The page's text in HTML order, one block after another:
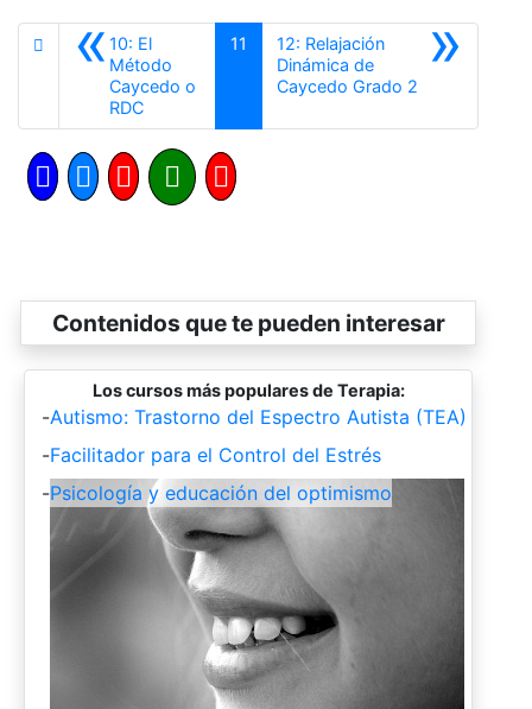
«10: El
Método
Caycedo o
RDCAnterior
11 »
12: Relajación
Dinámica de
Caycedo Grado 2
Contenidos que te pueden interesar
Los cursos más populares de Terapia:
-Autismo: Trastorno del Espectro Autista (TEA)
-Facilitador para el Control del Estrés
-Psicología y educación del optimismo